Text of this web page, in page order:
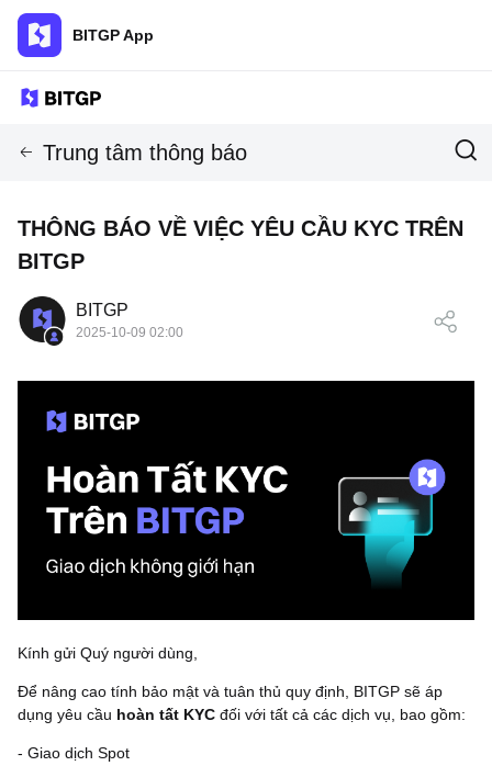
BITGP App
Trung tâm thông báo
THÔNG BÁO VỀ VIỆC YÊU CẦU KYC TRÊN
BITGP
BITGP
2025-10-09 02:00
Kính gửi Quý người dùng,
Để nâng cao tính bảo mật và tuân thủ quy định, BITGP sẽ áp
dụng yêu cầu hoàn tất KYC đối với tất cả các dịch vụ, bao gồm:
- Giao dịch Spot